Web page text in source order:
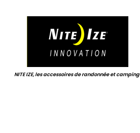
NITE IZE, les accessoires de randonnée et camping